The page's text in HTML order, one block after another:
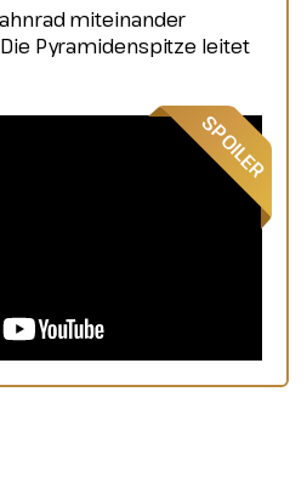
miteinander
Pyramidenspitze leitet